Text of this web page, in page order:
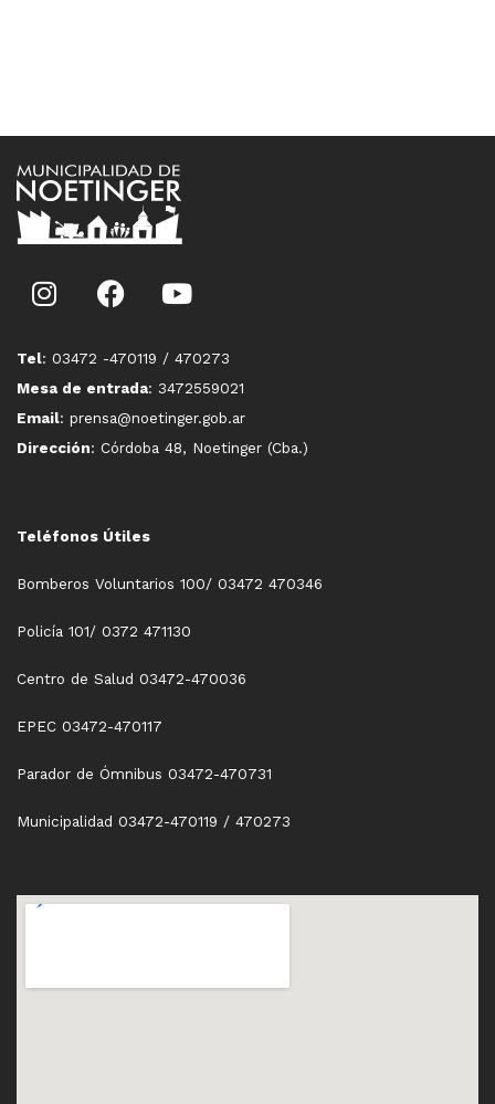
Tel: 03472 -470119 / 470273
Mesa de entrada: 3472559021
Email: prensa@noetinger.gob.ar
Dirección: Córdoba 48, Noetinger (Cba.)
Teléfonos Útiles
Bomberos Voluntarios 100/ 03472 470346
Policía 101/ 0372 471130
Centro de Salud 03472-470036
EPEC 03472-470117
Parador de Ómnibus 03472-470731
Municipalidad 03472-470119 / 470273